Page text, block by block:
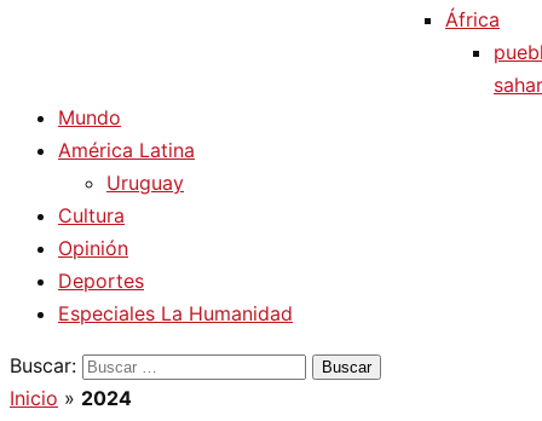
África
Mundo
América Latina
Uruguay
Cultura
Opinión
Deportes
Especiales La Humanidad
Buscar:
Inicio » 2024